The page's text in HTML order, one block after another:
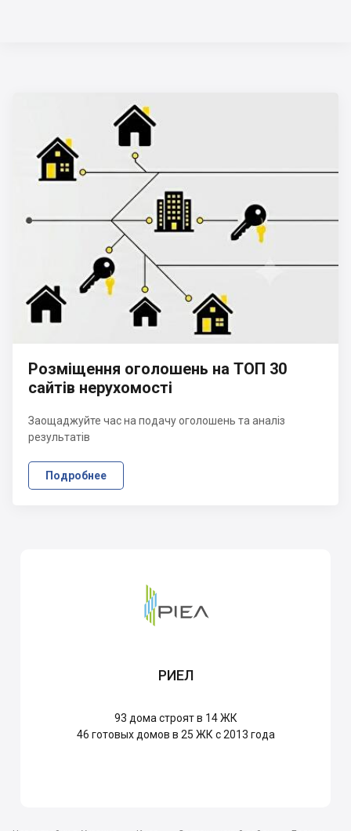
Розміщення оголошень на ТОП 30
сайтів нерухомості
Заощаджуйте час на подачу оголошень та аналіз
результатів
Подробнее
РИЕЛ
93 дома строят в 14 ЖК
46 готовых домов в 25 ЖК с 2013 года